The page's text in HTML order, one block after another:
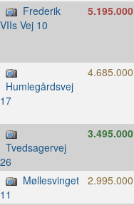
Frederik
VIIs Vej 10
5.195.000
Humlegårdsvej
17
4.685.000
Tvedsagervej
26
3.495.000
Møllesvinget
11
2.995.000